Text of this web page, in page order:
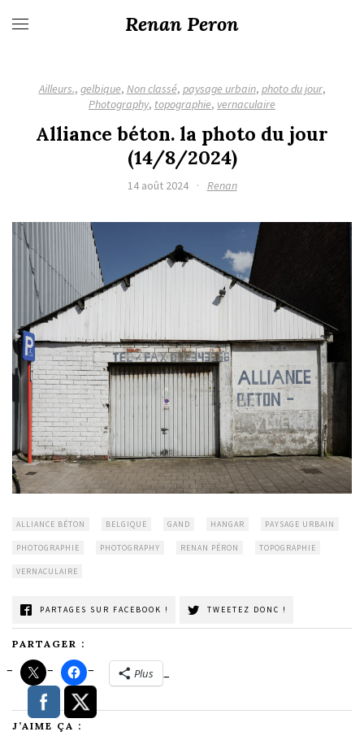
Renan Peron
Ailleurs., gelbique, Non classé, paysage urbain, photo du jour,
Photography, topographie, vernaculaire
Alliance béton. la photo du jour
(14/8/2024)
14 août 2024 · Renan
ALLIANCE BÉTON BELGIQUE GAND HANGAR PAYSAGE URBAIN
PHOTOGRAPHIE PHOTOGRAPHY RENAN PÉRON TOPOGRAPHIE
VERNACULAIRE
PARTAGES SUR FACEBOOK ! TWEETEZ DONC !
PARTAGER :
Plus
J’AIME ÇA :